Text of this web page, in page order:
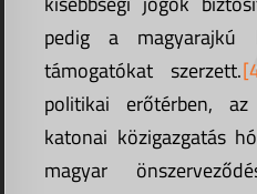
pedig a magyarajkú
támogatókat szerzett.
politikai erőtérben,
katonai közigazgatás
magyar